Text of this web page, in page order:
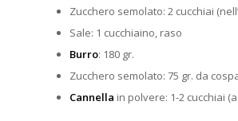
Zucchero semolato: 2 cucchiai
Sale: 1 cucchiaino, raso
Burro: 180 gr.
Zucchero semolato: 75 gr. da
Cannella in polvere: 1-2 cucchiai